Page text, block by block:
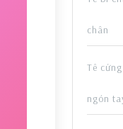
chân
Tê
ngón